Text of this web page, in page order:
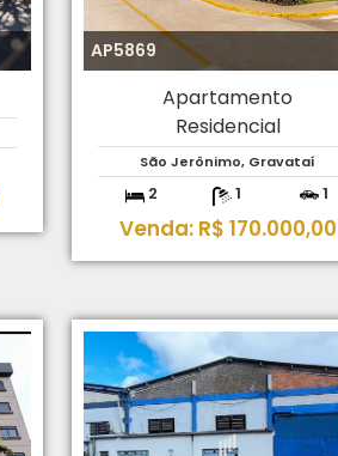
AP5869
Apartamento
Residencial
São Jerônimo, Gravataí
2 1 1
Venda: R$ 170.000,00